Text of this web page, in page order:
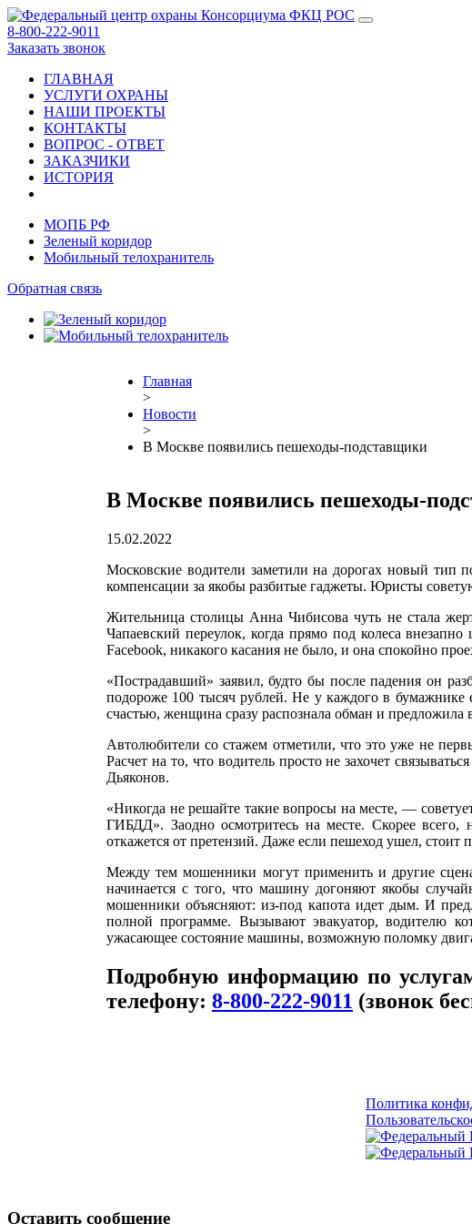
8-800-222-9011
Заказать звонок
ГЛАВНАЯ
УСЛУГИ ОХРАНЫ
НАШИ ПРОЕКТЫ
КОНТАКТЫ
ВОПРОС - ОТВЕТ
ЗАКАЗЧИКИ
ИСТОРИЯ
МОПБ РФ
Зеленый коридор
Мобильный телохранитель
Обратная связь
Главная
>
Новости
>
В Москве появились пешеходы-подставщики
В Москве появились пешеходы-
15.02.2022
Московские водители заметили на дорогах новый тип
компенсации за якобы разбитые гаджеты. Юристы
Жительница столицы Анна Чибисова чуть не стала
Чапаевский переулок, когда прямо под колеса
Facebook, никакого касания не было, и она спокойно
«Пострадавший» заявил, будто бы после падения он
подороже 100 тысяч рублей. Не у каждого в
счастью, женщина сразу распознала обман и
Автолюбители со стажем отметили, что это уже не
Расчет на то, что водитель просто не захочет
Дьяконов.
«Никогда не решайте такие вопросы на месте, —
ГИБДД». Заодно осмотритесь на месте. Скорее всего,
откажется от претензий. Даже если пешеход ушел,
Между тем мошенники могут применить и другие
начинается с того, что машину догоняют якобы
мошенники объясняют: из-под капота идет дым. И
полной программе. Вызывают эвакуатор, водителю
ужасающее состояние машины, возможную поломку
Подробную информацию по
телефону: 8-800-222-9011 (звонок
Политика
Оставить сообщение